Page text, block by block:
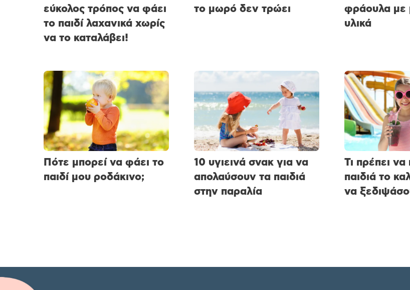
εύκολος τρόπος να φάει
το παιδί λαχανικά χωρίς
να το καταλάβει!
το μωρό δεν τρώει
φράουλα με
υλικά
Πότε μπορεί να φάει το
παιδί μου ροδάκινο;
10 υγιεινά σνακ για να
απολαύσουν τα παιδιά
στην παραλία
Τι πρέπει να
παιδιά το
να